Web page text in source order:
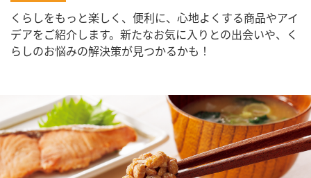
くらしをもっと楽しく、便利に、心地よくする商品やアイ
デアをご紹介します。新たなお気に入りとの出会いや、く
らしのお悩みの解決策が見つかるかも！